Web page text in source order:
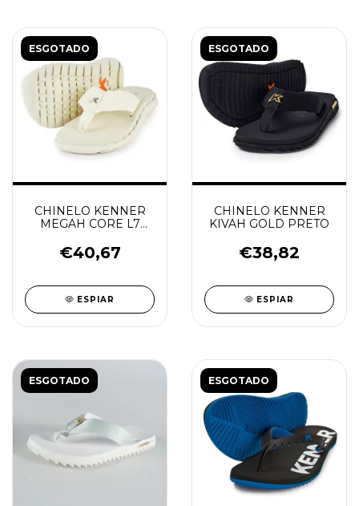
ESGOTADO
CHINELO KENNER
MEGAH CORE L7
€40,67
ESPIAR
ESGOTADO
CHINELO KENNER
KIVAH GOLD PRETO
€38,82
ESPIAR
ESGOTADO ESGOTADO